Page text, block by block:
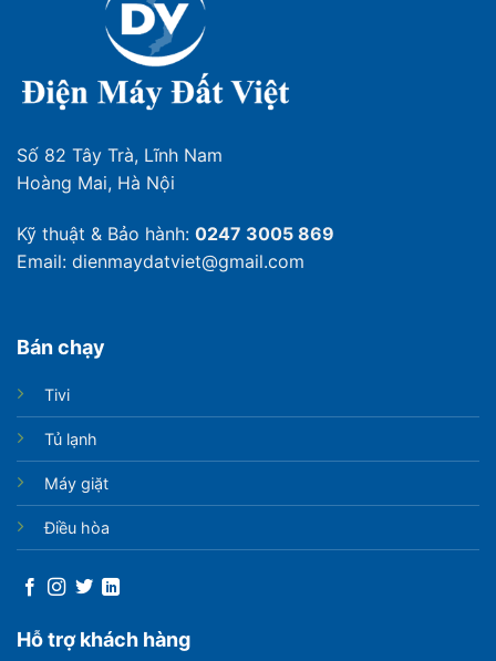
Số 82 Tây Trà, Lĩnh Nam
Hoàng Mai, Hà Nội
Kỹ thuật & Bảo hành: 0247 3005 869
Email: dienmaydatviet@gmail.com
Bán chạy
Tivi
Tủ lạnh
Máy giặt
Điều hòa
Hỗ trợ khách hàng